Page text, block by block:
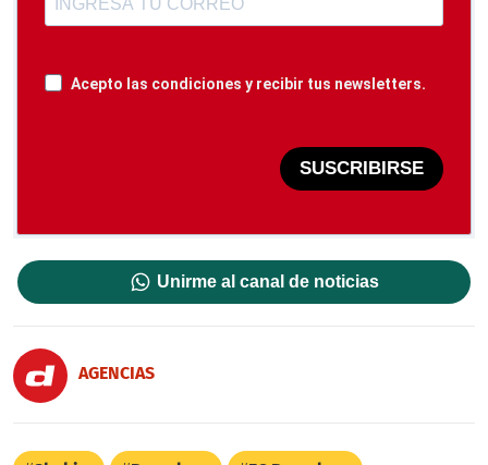
Acepto las condiciones y recibir tus newsletters.
SUSCRIBIRSE
Unirme al canal de noticias
AGENCIAS